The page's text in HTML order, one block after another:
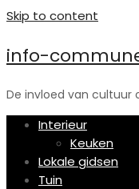
Skip to content
info-
De invloed van cultuur
Interieur
Keuken
Lokale gidsen
Tuin